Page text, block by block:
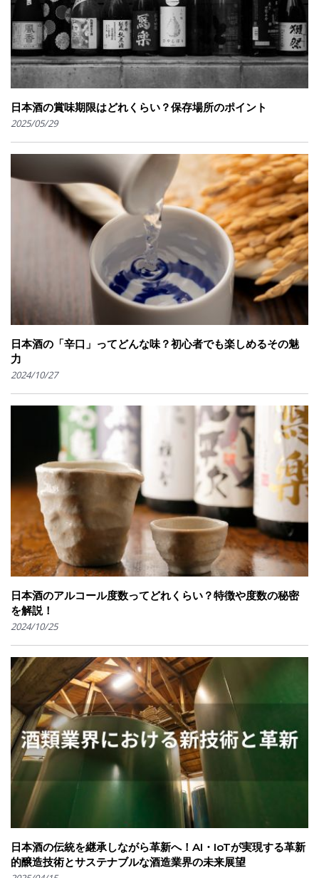
日本酒の賞味期限はどれくらい？保存場所のポイント
2025/05/29
日本酒の「辛口」ってどんな味？初心者でも楽しめるその魅
力
2024/10/27
日本酒のアルコール度数ってどれくらい？特徴や度数の秘密
を解説！
2024/10/25
日本酒の伝統を継承しながら革新へ！AI・IoTが実現する革新
的醸造技術とサステナブルな酒造業界の未来展望